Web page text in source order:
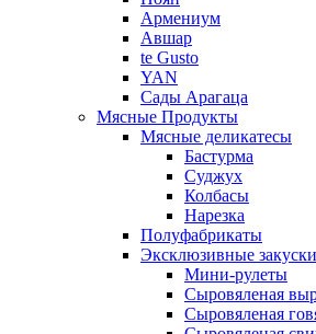
Армениум
Авшар
te Gusto
YAN
Сады Арагаца
Мясные Продукты
Мясные деликатесы
Бастурма
Суджух
Колбасы
Нарезка
Полуфабрикаты
Эксклюзивные закуски
Мини-рулеты
Сыровяленая
Сыровяленая